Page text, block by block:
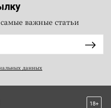
важные статьи
данных
18+